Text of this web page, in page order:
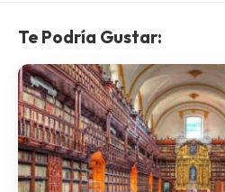
Te Podría Gustar: